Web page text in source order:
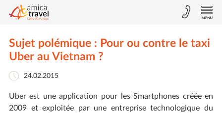
Sujet polémique : Pour ou contre le taxi
Uber au Vietnam ?
24.02.2015
Uber est une application pour les Smartphones créée en
2009 et exploitée par une entreprise technologique du